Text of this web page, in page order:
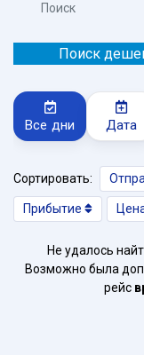
Поиск
Поиск
Все дни Дата
Сортировать:
Прибытие
Не удалось
Возможно была
рейс